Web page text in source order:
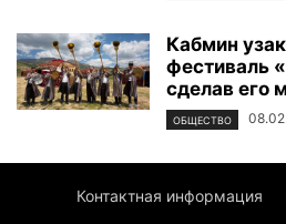
Кабмин
фестиваль
сделав его
ОБЩЕСТВО
Контактная информация